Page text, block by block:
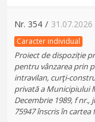
Nr. 354 / 31.07.2026
Caracter individual
Proiect de dispoziție
pentru vânzarea prin
intravilan, curţi-
privată a Municipiului
Decembrie 1989, f nr.,
75947 înscris în cartea